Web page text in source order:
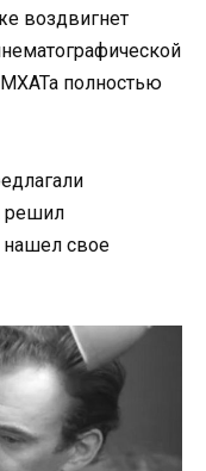
воздвигнет
полностью
решил
нашел свое